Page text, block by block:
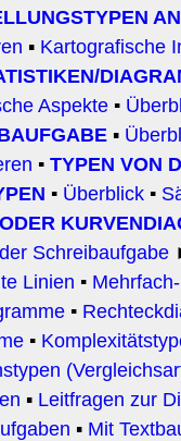
▪ Kartografische
Aspekte ▪ Ü
▪
▪ TYPEN VON
▪ Überblick ▪
Schreibaufgabe
Linien ▪
▪
▪
▪ Leitfragen zur
▪ Mit